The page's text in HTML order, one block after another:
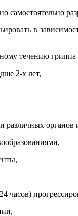
самостоятельно
в
течению гриппа
2-х лет,
различных органов
часов)